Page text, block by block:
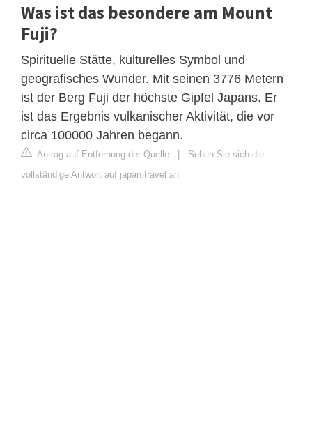
Was ist das besondere am Mount
Fuji?
Spirituelle Stätte, kulturelles Symbol und
geografisches Wunder. Mit seinen 3776 Metern
ist der Berg Fuji der höchste Gipfel Japans. Er
ist das Ergebnis vulkanischer Aktivität, die vor
circa 100000 Jahren begann.
Antrag auf Entfernung der Quelle | Sehen Sie sich die
vollständige Antwort auf japan.travel an